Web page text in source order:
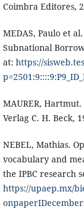
Coimbra Editores,
MEDAS, Paulo et
Subnational
at: https://
MAURER,
Verlag C. H. Beck,
NEBEL, Mathias.
vocabulary and
the IPBC research
https://upaep.mx/